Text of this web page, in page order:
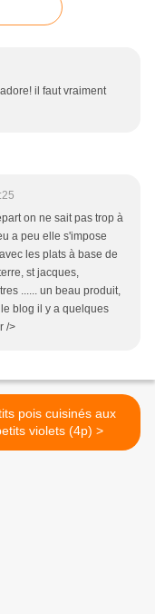
il faut vraiment
on ne sait pas trop à
a peu elle s'impose
les plats à base de
st jacques,
...... un beau produit,
blog il y a quelques
/>
pois cuisinés aux
petits violets (4p) >